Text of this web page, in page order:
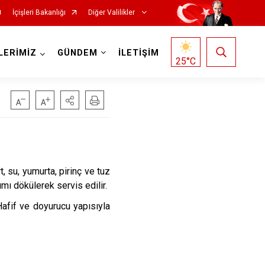
İçişleri Bakanlığı Diğer Valilikler
GÜNDEM İLETİŞİM
25°C
su, yumurta, pirinç ve tuz
dökülerek servis edilir.
ve doyurucu yapısıyla